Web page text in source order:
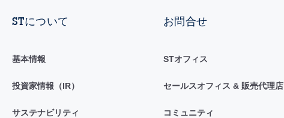
STについて
基本情報
投資家情報（IR）
サステナビリティ
お問合せ
STオフィス
セールスオフィス & 販売代理店
コミュニティ